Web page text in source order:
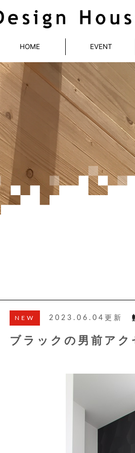
HOME EVENT
NEW 2023.06.04更新
ブラックの男前アク